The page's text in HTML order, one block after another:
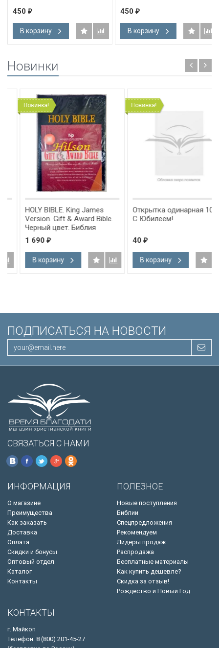
450 ₽
В корзину
450 ₽
В корзину
Новинки
Новинка!
HOLY BIBLE. King James
Version. Gift & Award Bible.
Черный цвет. Библия
Короля Иакова на
английском языке.
Словарь, карты, закладка,
подарочная вкладка, слова
Иисуса выделены красным
1 690₽
В корзину
Новинка!
Открытка одинарная 10x15:
С Юбилеем!
₽
В корзину
ПОДПИСАТЬСЯ НА НОВОСТИ
СВЯЗАТЬСЯ С НАМИ
ИНФОРМАЦИЯ
О магазине
Преимущества
Как заказать
Доставка
Оплата
Скидки и бонусы
Оптовый отдел
Каталог
Контакты
ПОЛЕЗНОЕ
Новые поступления
Библии
Спецпредложения
Рекомендуем
Лидеры продаж
Распродажа
Бесплатные материалы
Как купить дешевле?
Скидка за отзыв!
Рождество и Новый Год
КОНТАКТЫ
г. Майкоп
Телефон: 8 (800) 201-45-27